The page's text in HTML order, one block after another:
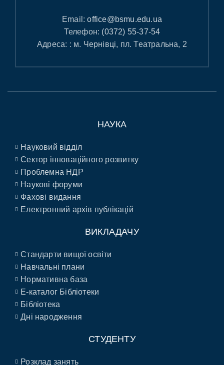
Email:office@bsmu.edu.ua
Телефон: (0372) 55-37-54
Адреса: : м. Чернівці, пл. Театральна, 2
НАУКА
Науковий відділ
Сектор інноваційного розвитку
Проблемна НДР
Наукові форуми
Фахові видання
Електронний архів публікацій
ВИКЛАДАЧУ
Стандарти вищої освіти
Навчальні плани
Нормативна база
E-каталог Бібліотеки
Бібліотека
Дні народження
СТУДЕНТУ
Розклад занять